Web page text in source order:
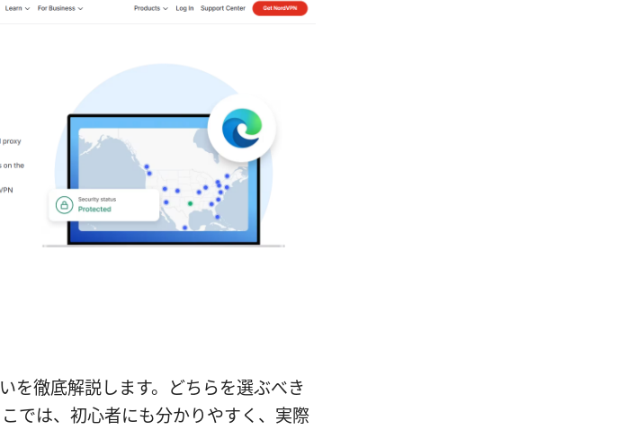
を徹底解説します。どちらを選ぶべき
では、初心者にも分かりやすく、実際